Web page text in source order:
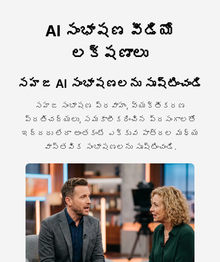
AI సంభాషణ వీడియో
లక్షణాలు
సహజ AI సంభాషణలను సృష్టించండి
సహజ సంభాషణ ప్రవాహం, వ్యక్తీకరణ
ప్రతిచర్యలు, సమకాలీకరించిన ప్రసంగాలతో
ఇద్దరు లేదా అంతకంటే ఎక్కువ పాత్రల మధ్య
వాస్తవిక సంభాషణలను సృష్టించండి.